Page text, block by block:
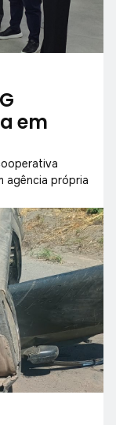
em
agência própria